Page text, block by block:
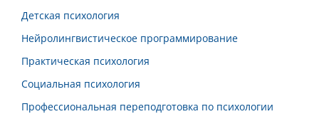
Детская психология
Нейролингвистическое программирование
Практическая психология
Социальная психология
Профессиональная переподготовка по психологии